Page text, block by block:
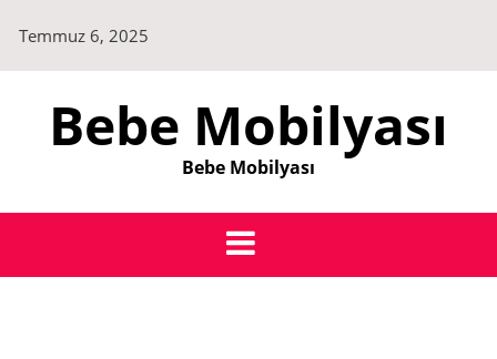
content
Temmuz 6, 2025
Bebe Mobilyası
Bebe Mobilyası